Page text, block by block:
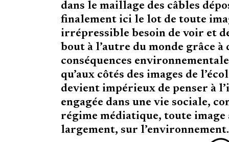
dans le maillage des câbles
finalement ici le lot de toute
irrépressible besoin de voir et
bout à l’autre du monde grâce
conséquences
qu’aux côtés des images de
devient impérieux de penser à
engagée dans une vie sociale,
régime médiatique, toute
largement, sur l’environnement.